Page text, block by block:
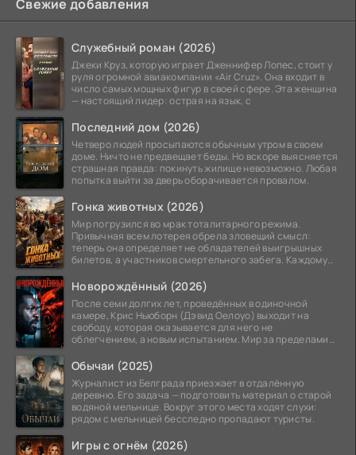
Свежие добавления
Служебный роман (2026)
Джеки Круз, которую играет Дженнифер Лопес, стоит у
руля огромной авиакомпании «Air Cruz». Она входит в
число самых мощных фигур в своей сфере. Эта женщина
— настоящий лидер: острая на язык, с
Последний дом (2026)
Четверо людей просыпаются обычным утром в своем
доме. Ничто не предвещает беды. Но вскоре выясняется
страшная правда: покинуть жилище невозможно. Любая
попытка выйти за дверь оборачивается провалом.
Гонка животных (2026)
Мир погрузился во мрак тоталитарного режима.
Привычная всем лотерея обрела зловещий смысл:
теперь она определяет не обладателей выигрышных
билетов, а участников смертельного забега. Каждому
Новорождённый (2026)
После семи долгих лет, проведённых в одиночной
камере, Крис Ньюборн (Дэвид Оелоуо) выходит на
свободу, которая оказывается для него не
облегчением, а новым испытанием. Мир за пределами
Обычаи (2025)
Журналист из Белграда приезжает в отдалённую
деревню. Его задача — подготовить материал о старой
водяной мельнице. Вокруг этого места ходят слухи:
рядом с мельницей бесследно пропадают туристы.
Игры с огнём (2026)